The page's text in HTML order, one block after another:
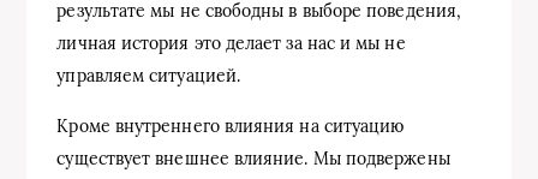
результате мы не свободны в выборе поведения,
личная история это делает за нас и мы не
управляем ситуацией.
Кроме внутреннего влияния на ситуацию
существует внешнее влияние. Мы подвержены